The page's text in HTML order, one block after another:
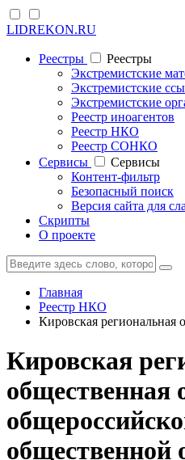
LIDREKON.RU
Реестры
Реестры
Экстремистские
Экстремистские
Экстремистские
Реестр иноагентов
Реестр НКО
Реестр СОНКО
Cервисы
Cервисы
Контент-фильтр
Безопасный поиск
Версия сайта для
Скрипты
О проекте
Главная
Реестр НКО
Кировская региональная
Кировская
общественная
общественной